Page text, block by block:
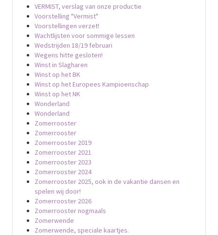
VERMIST, verslag van onze productie
Voorstelling "Vermist"
Voorstellingen verzet!
Wachtlijsten voor sommige lessen
Wedstrijden 18/19 februari
Wegens hitte gesloten!
Winst in Slagharen
Winst op het BK
Winst op het Europees Kampioenschap
Winst op het NK
Wonderland
Wonderland
Zomerrooster
Zomerrooster
Zomerrooster 2019
Zomerrooster 2021
Zomerrooster 2023
Zomerrooster 2024
Zomerrooster 2025, ook in de vakantie dansen en
spelen wij door!
Zomerrooster 2026
Zomerrooster nogmaals
Zomerwende
Zomerwende, speciale kaartjes.